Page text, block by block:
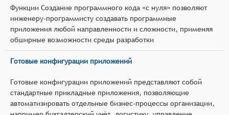
Функции Создание программного кода «с нуля» позволяют
инженеру-программисту создавать программные
приложения любой направленности и сложности, применяя
обширные возможности среды разработки
Готовые конфигурации приложений
Готовые конфигурации приложений представляют собой
стандартные прикладные приложения, позволяющие
автоматизировать отдельные бизнес-процессы организации,